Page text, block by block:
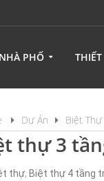
PHỐ
Dự Án Biệt Thự
thự 3
thự, Biệt thự 4 tầng